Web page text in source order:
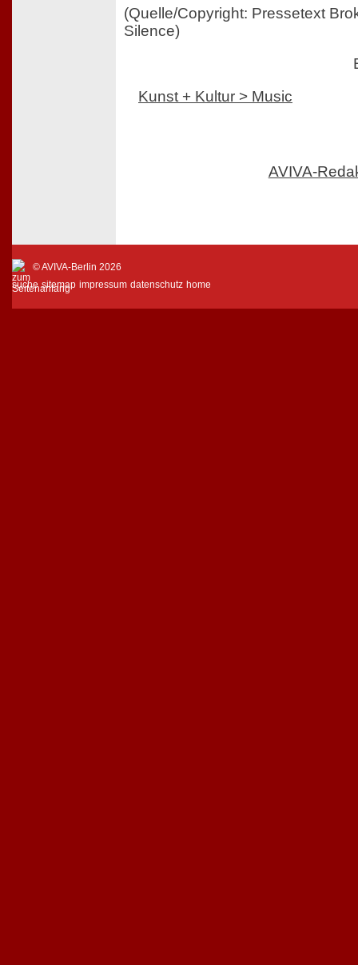
(Quelle/Copyright: Pressetext
Silence)
Kunst + Kultur > Music
AVIVA-
© AVIVA-Berlin 2026
suche sitemap impressum datenschutz home